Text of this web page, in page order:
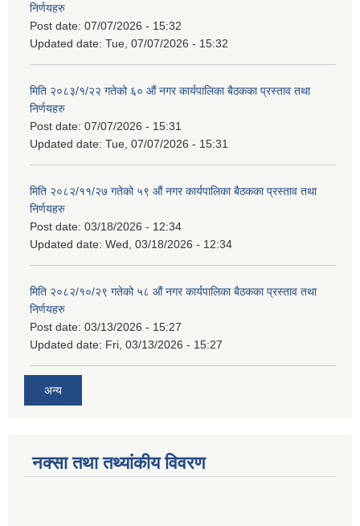
निर्णयहरु
Post date: 07/07/2026 - 15:32
Updated date: Tue, 07/07/2026 - 15:32
मिति २०८३/१/२२ गतेको ६० औं नगर कार्यपालिका बैठकका प्रस्ताव तथा
निर्णयहरु
Post date: 07/07/2026 - 15:31
Updated date: Tue, 07/07/2026 - 15:31
मिति २०८२/११/२७ गतेको ५९ औं नगर कार्यपालिका बैठकका प्रस्ताव तथा
निर्णयहरु
Post date: 03/18/2026 - 12:34
Updated date: Wed, 03/18/2026 - 12:34
मिति २०८२/१०/२९ गतेको ५८ औं नगर कार्यपालिका बैठकका प्रस्ताव तथा
निर्णयहरु
Post date: 03/13/2026 - 15:27
Updated date: Fri, 03/13/2026 - 15:27
अन्य
नक्सा तथा तथ्यांकीय विवरण